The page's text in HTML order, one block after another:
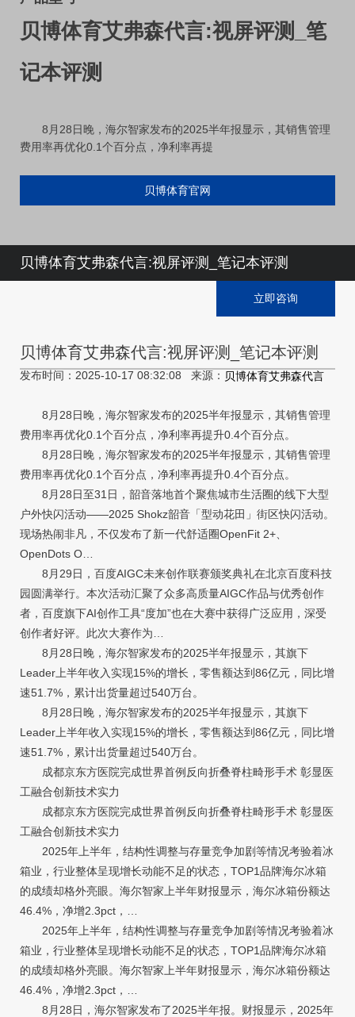
贝博体育艾弗森代言:视屏评测_笔
记本评测
8月28日晚，海尔智家发布的2025半年报显示，其销售管理
费用率再优化0.1个百分点，净利率再提
贝博体育官网
贝博体育艾弗森代言:视屏评测_笔记本评测
立即咨询
贝博体育艾弗森代言:视屏评测_笔记本评测
发布时间：2025-10-17 08:32:08 来源： 贝博体育艾弗森代言
8月28日晚，海尔智家发布的2025半年报显示，其销售管理
费用率再优化0.1个百分点，净利率再提升0.4个百分点。
8月28日晚，海尔智家发布的2025半年报显示，其销售管理
费用率再优化0.1个百分点，净利率再提升0.4个百分点。
8月28日至31日，韶音落地首个聚焦城市生活圈的线下大型
户外快闪活动——2025 Shokz韶音「型动花田」街区快闪活动。
现场热闹非凡，不仅发布了新一代舒适圈OpenFit 2+、
OpenDots O…
8月29日，百度AIGC未来创作联赛颁奖典礼在北京百度科技
园圆满举行。本次活动汇聚了众多高质量AIGC作品与优秀创作
者，百度旗下AI创作工具“度加”也在大赛中获得广泛应用，深受
创作者好评。此次大赛作为…
8月28日晚，海尔智家发布的2025半年报显示，其旗下
Leader上半年收入实现15%的增长，零售额达到86亿元，同比增
速51.7%，累计出货量超过540万台。
8月28日晚，海尔智家发布的2025半年报显示，其旗下
Leader上半年收入实现15%的增长，零售额达到86亿元，同比增
速51.7%，累计出货量超过540万台。
成都京东方医院完成世界首例反向折叠脊柱畸形手术 彰显医
工融合创新技术实力
成都京东方医院完成世界首例反向折叠脊柱畸形手术 彰显医
工融合创新技术实力
2025年上半年，结构性调整与存量竞争加剧等情况考验着冰
箱业，行业整体呈现增长动能不足的状态，TOP1品牌海尔冰箱
的成绩却格外亮眼。海尔智家上半年财报显示，海尔冰箱份额达
46.4%，净增2.3pct，…
2025年上半年，结构性调整与存量竞争加剧等情况考验着冰
箱业，行业整体呈现增长动能不足的状态，TOP1品牌海尔冰箱
的成绩却格外亮眼。海尔智家上半年财报显示，海尔冰箱份额达
46.4%，净增2.3pct，…
8月28日，海尔智家发布了2025半年报。财报显示，2025年